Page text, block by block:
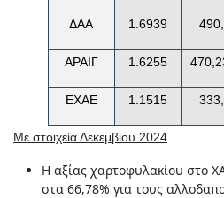
ΔΑΑ 1.6939
ΑΡΑΙΓ 1.6255
ΕΧΑΕ 1.1515
Με στοιχεία Δεκεμβίου 2024
Η αξίας χαρτοφυλακίου στο
στα 66,78% για τους